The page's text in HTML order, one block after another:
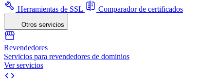
Herramientas de SSL
Comparador de certificados
Otros servicios
Revendedores
Servicios para revendedores de dominios
Ver servicios